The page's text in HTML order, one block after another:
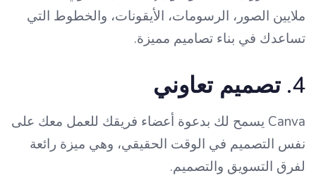
ملايين الصور، الرسومات، الأيقونات، والخطوط التي
تساعدك في بناء تصاميم مميزة.
4. تصميم تعاوني
Canva يسمح لك بدعوة أعضاء فريقك للعمل معك على
نفس التصميم في الوقت الحقيقي، وهي ميزة رائعة
لفرق التسويق والتصميم.